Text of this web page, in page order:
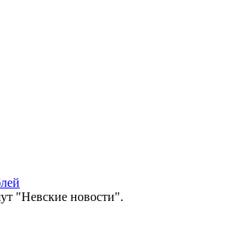
"Невские новости".